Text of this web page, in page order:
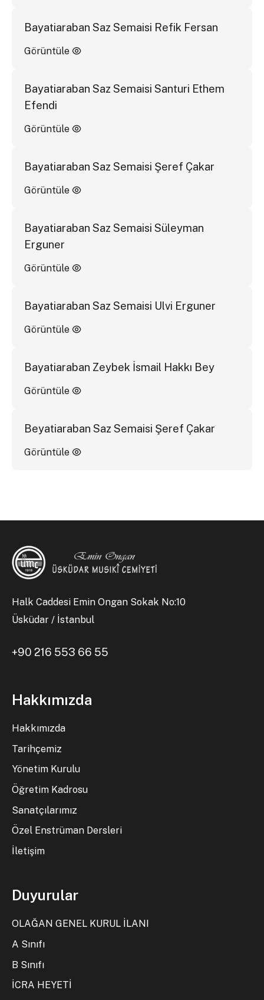
Bayatiaraban Saz Semaisi Refik Fersan
Görüntüle
Bayatiaraban Saz Semaisi Santuri Ethem
Efendi
Görüntüle
Bayatiaraban Saz Semaisi Şeref Çakar
Görüntüle
Bayatiaraban Saz Semaisi Süleyman
Erguner
Görüntüle
Bayatiaraban Saz Semaisi Ulvi Erguner
Görüntüle
Bayatiaraban Zeybek İsmail Hakkı Bey
Görüntüle
Beyatiaraban Saz Semaisi Şeref Çakar
Görüntüle
Halk Caddesi Emin Ongan Sokak No:10
Üsküdar / İstanbul
+90 216 553 66 55
Hakkımızda
Hakkımızda
Tarihçemiz
Yönetim Kurulu
Öğretim Kadrosu
Sanatçılarımız
Özel Enstrüman Dersleri
İletişim
Duyurular
OLAĞAN GENEL KURUL İLANI
A Sınıfı
B Sınıfı
İCRA HEYETİ